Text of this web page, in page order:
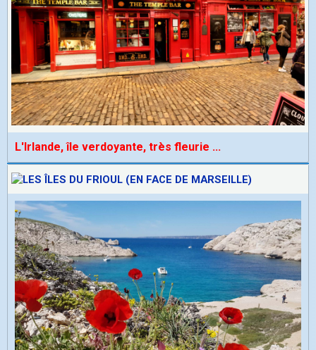
L'Irlande, île verdoyante, très fleurie ...